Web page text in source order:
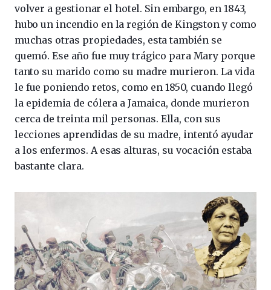
volver a gestionar el hotel. Sin embargo, en 1843,
hubo un incendio en la región de Kingston y como
muchas otras propiedades, esta también se
quemó. Ese año fue muy trágico para Mary porque
tanto su marido como su madre murieron. La vida
le fue poniendo retos, como en 1850, cuando llegó
la epidemia de cólera a Jamaica, donde murieron
cerca de treinta mil personas. Ella, con sus
lecciones aprendidas de su madre, intentó ayudar
a los enfermos. A esas alturas, su vocación estaba
bastante clara.